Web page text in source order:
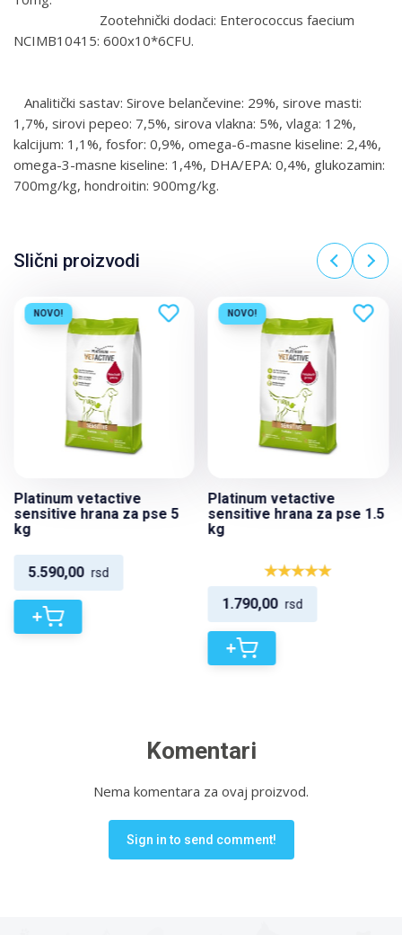
Zootehnički dodaci: Enterococcus faecium
NCIMB10415: 600x10*6CFU.
Analitički sastav: Sirove belančevine: 29%, sirove masti:
1,7%, sirovi pepeo: 7,5%, sirova vlakna: 5%, vlaga: 12%,
kalcijum: 1,1%, fosfor: 0,9%, omega-6-masne kiseline: 2,4%,
omega-3-masne kiseline: 1,4%, DHA/EPA: 0,4%, glukozamin:
700mg/kg, hondroitin: 900mg/kg.
Slični proizvodi
NOVO!
Platinum vetactive
sensitive hrana za pse 5
kg
5.590,00 rsd
+
NOVO!
Platinum vetactive
sensitive hrana za pse 1.5
kg
1.790,00 rsd
+
Komentari
Nema komentara za ovaj proizvod.
Sign in to send comment!